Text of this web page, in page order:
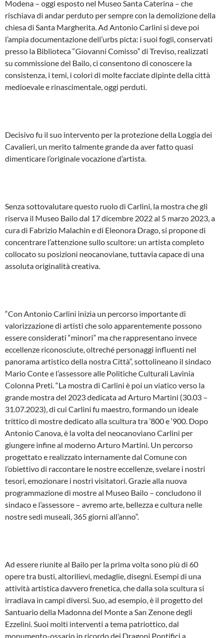
Modena – oggi esposto nel Museo Santa Caterina – che
rischiava di andar perduto per sempre con la demolizione della
chiesa di Santa Margherita. Ad Antonio Carlini si deve poi
l’ampia documentazione dell’urbs picta: i suoi fogli, conservati
presso la Biblioteca “Giovanni Comisso” di Treviso, realizzati
su commissione del Bailo, ci consentono di conoscere la
consistenza, i temi, i colori di molte facciate dipinte della città
medioevale e rinascimentale, oggi perduti.
Decisivo fu il suo intervento per la protezione della Loggia dei
Cavalieri, un merito talmente grande da aver fatto quasi
dimenticare l’originale vocazione d’artista.
Senza sottovalutare questo ruolo di Carlini, la mostra che gli
riserva il Museo Bailo dal 17 dicembre 2022 al 5 marzo 2023, a
cura di Fabrizio Malachin e di Eleonora Drago, si propone di
concentrare l’attenzione sullo scultore: un artista completo
collocato su posizioni neocanoviane, tuttavia capace di una
assoluta originalità creativa.
“Con Antonio Carlini inizia un percorso importante di
valorizzazione di artisti che solo apparentemente possono
essere considerati “minori” ma che rappresentano invece
eccellenze riconosciute, oltreché personaggi influenti nel
panorama artistico della nostra Città”, sottolineano il sindaco
Mario Conte e l’assessore alle Politiche Culturali Lavinia
Colonna Preti. “La mostra di Carlini è poi un viatico verso la
grande mostra del 2023 dedicata ad Arturo Martini (30.03 –
31.07.2023), di cui Carlini fu maestro, formando un ideale
trittico di mostre dedicato alla scultura tra ’800 e ‘900. Dopo
Antonio Canova, è la volta del neocanoviano Carlini per
giungere infine al moderno Arturo Martini. Un percorso
progettato e realizzato internamente dal Comune con
l’obiettivo di raccontare le nostre eccellenze, svelare i nostri
tesori, emozionare i nostri visitatori. Grazie alla nuova
programmazione di mostre al Museo Bailo – concludono il
sindaco e l’assessore – avremo arte, bellezza e cultura nelle
nostre sedi museali, 365 giorni all’anno”.
Ad essere riunite al Bailo per la prima volta sono più di 60
opere tra busti, altorilievi, medaglie, disegni. Esempi di una
attività artistica davvero frenetica, che dalla sola scultura si
irradiava in campi diversi. Suo, ad esempio, è il progetto del
Santuario della Madonna del Monte a San Zenone degli
Ezzelini. Suoi molti interventi a tema patriottico, dal
monumento-ossario in ricordo dei Dragoni Pontifici a